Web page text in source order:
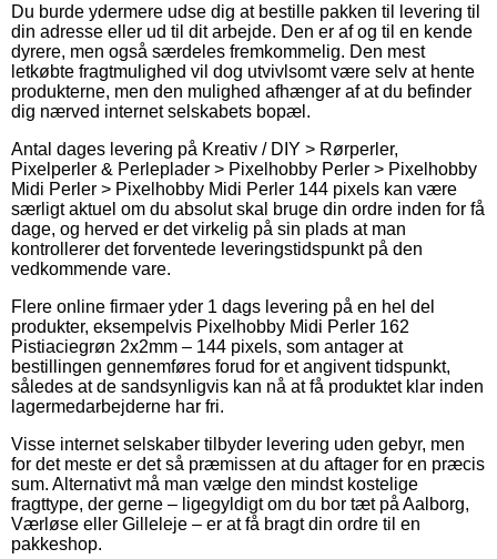
Du burde ydermere udse dig at bestille pakken til levering til
din adresse eller ud til dit arbejde. Den er af og til en kende
dyrere, men også særdeles fremkommelig. Den mest
letkøbte fragtmulighed vil dog utvivlsomt være selv at hente
produkterne, men den mulighed afhænger af at du befinder
dig nærved internet selskabets bopæl.
Antal dages levering på Kreativ / DIY > Rørperler,
Pixelperler & Perleplader > Pixelhobby Perler > Pixelhobby
Midi Perler > Pixelhobby Midi Perler 144 pixels kan være
særligt aktuel om du absolut skal bruge din ordre inden for få
dage, og herved er det virkelig på sin plads at man
kontrollerer det forventede leveringstidspunkt på den
vedkommende vare.
Flere online firmaer yder 1 dags levering på en hel del
produkter, eksempelvis Pixelhobby Midi Perler 162
Pistiaciegrøn 2x2mm – 144 pixels, som antager at
bestillingen gennemføres forud for et angivent tidspunkt,
således at de sandsynligvis kan nå at få produktet klar inden
lagermedarbejderne har fri.
Visse internet selskaber tilbyder levering uden gebyr, men
for det meste er det så præmissen at du aftager for en præcis
sum. Alternativt må man vælge den mindst kostelige
fragttype, der gerne – ligegyldigt om du bor tæt på Aalborg,
Værløse eller Gilleleje – er at få bragt din ordre til en
pakkeshop.